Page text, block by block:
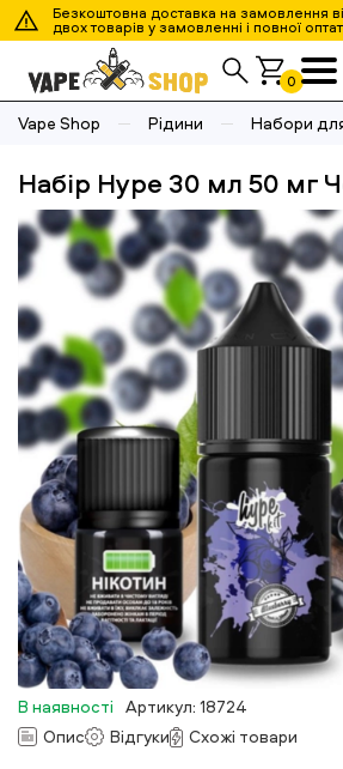
Безкоштовна доставка на замовлення
двох товарів у замовленні і повної
0
Vape Shop Рідини Набори
Набір Hype 30 мл 50 мг
В наявності Артикул: 18724
Опис
Відгуки Схожі товари